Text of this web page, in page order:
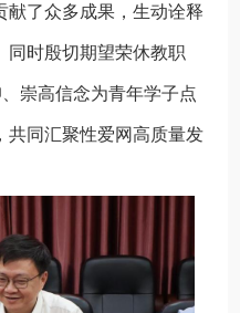
献了众多成果，生动诠释
同时殷切期望荣休教职
崇高信念为青年学子点
共同汇聚性爱网高质量发